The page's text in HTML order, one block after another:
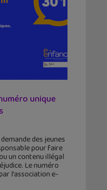
unique
des jeunes
pour faire
un contenu illégal
Le numéro
l’association e-